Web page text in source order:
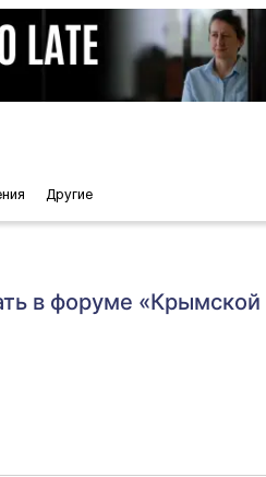
Другие
в форуме «Крымской